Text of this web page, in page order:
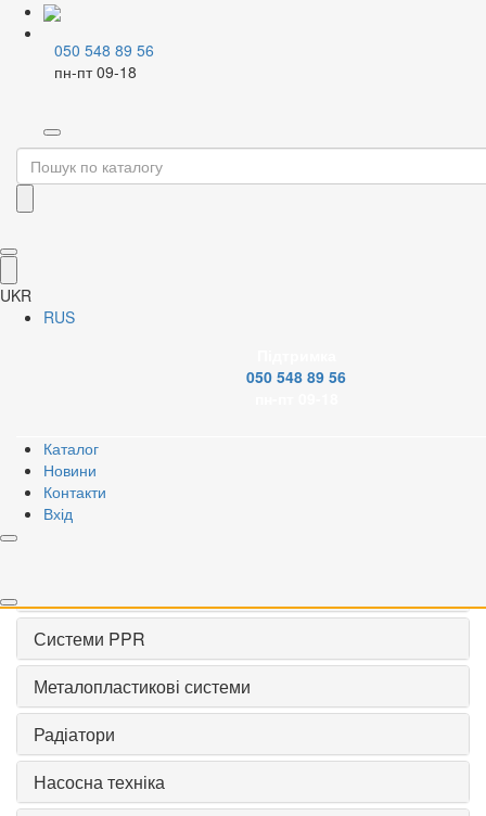
050 548 89 56
пн-пт 09-18
UKR
RUS
050 548 89 56
Каталог
Новини
Контакти
Вхід
Home Каталог
VALOGIN
Системи PPR
Металопластикові системи
Радіатори
Насосна техніка